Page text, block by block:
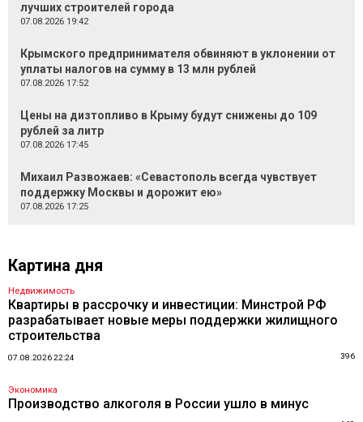
лучших строителей города
07.08.2026 19:42
Крымского предпринимателя обвиняют в уклонении от
уплаты налогов на сумму в 13 млн рублей
07.08.2026 17:52
Цены на дизтопливо в Крыму будут снижены до 109
рублей за литр
07.08.2026 17:45
Михаил Развожаев: «Севастополь всегда чувствует
поддержку Москвы и дорожит ею»
07.08.2026 17:25
Картина дня
Недвижимость
Квартиры в рассрочку и инвестиции: Минстрой РФ
разрабатывает новые меры поддержки жилищного
строительства
07.08.2026 22:24 396
Экономика
Производство алкоголя в России ушло в минус